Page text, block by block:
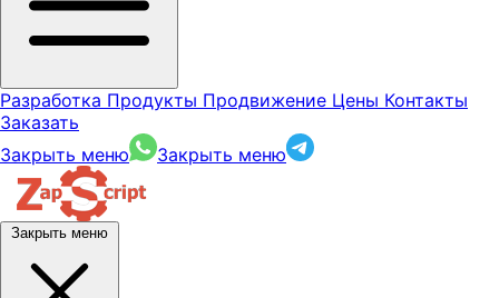
Разработка Продукты Продвижение Цены Контакты
Заказать
Закрыть меню
Закрыть меню
Закрыть меню